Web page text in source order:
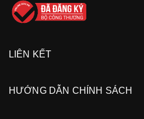
LIÊN KẾT
HƯỚNG DẪN CHÍNH SÁCH